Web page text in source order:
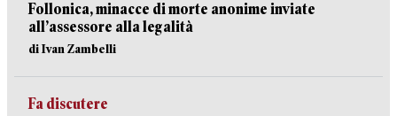
Follonica, minacce di morte anonime inviate
all’assessore alla legalità
di Ivan Zambelli
Fa discutere